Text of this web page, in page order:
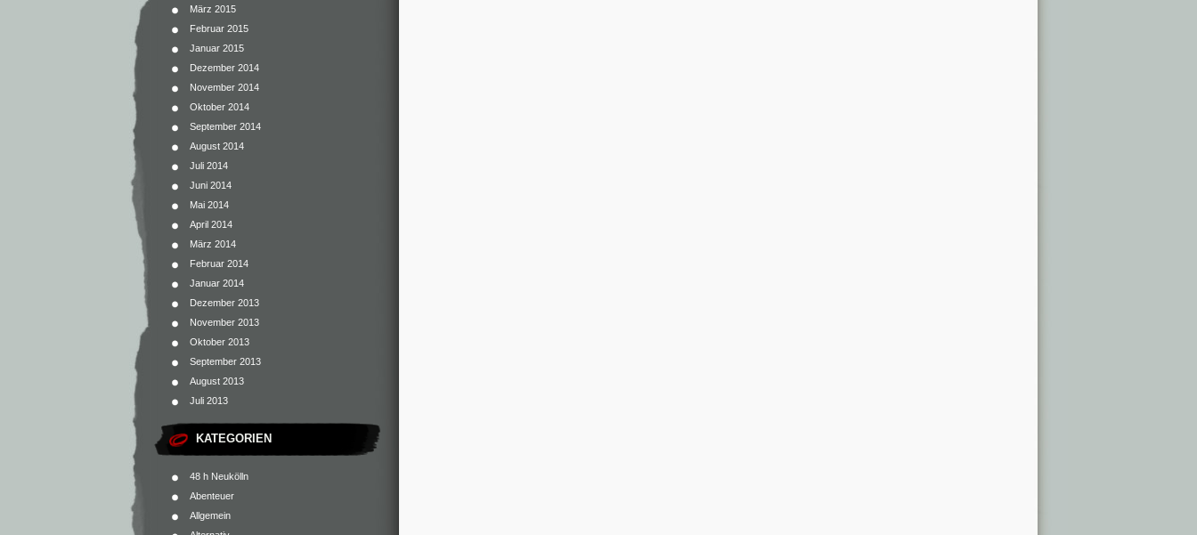
März 2015
Februar 2015
Januar 2015
Dezember 2014
November 2014
Oktober 2014
September 2014
August 2014
Juli 2014
Juni 2014
Mai 2014
April 2014
März 2014
Februar 2014
Januar 2014
Dezember 2013
November 2013
Oktober 2013
September 2013
August 2013
Juli 2013
KATEGORIEN
48 h Neukölln
Abenteuer
Allgemein